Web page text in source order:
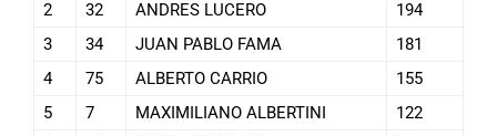
2 32 ANDRES LUCERO
194
3
34 JUAN PABLO FAMA
181
4
75 ALBERTO CARRIO
155
5
7 MAXIMILIANO ALBERTINI
122